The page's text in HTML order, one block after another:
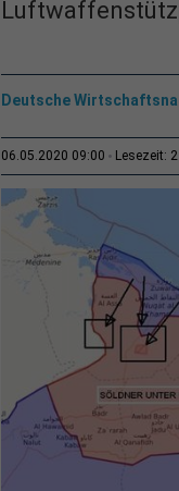
Deutsche
06.05.2020 09:00 Lesezeit: